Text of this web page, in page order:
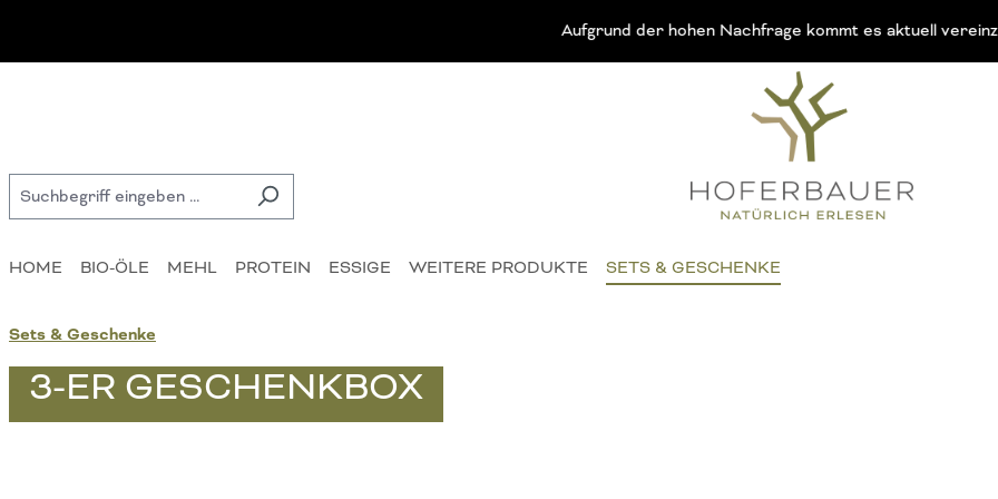
Aufgrund der hohen Nachfrage kommt es aktuell vereinzelt
HOME BIO-ÖLE MEHL PROTEIN ESSIGE WEITERE PRODUKTE SETS & GESCHENKE
Sets & Geschenke
3-ER GESCHENKBOX